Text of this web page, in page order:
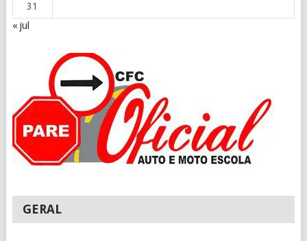
31
« jul
GERAL